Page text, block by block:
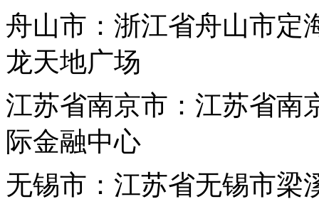
舟山市：浙江省舟山市定
龙天地广场
江苏省南京市：江苏省南
际金融中心
无锡市：江苏省无锡市梁